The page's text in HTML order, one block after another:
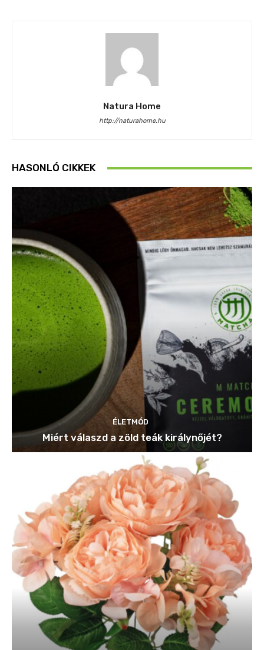
Natura Home
http://naturahome.hu
HASONLÓ CIKKEK
ÉLETMÓD
Miért válaszd a zöld teák királynőjét?